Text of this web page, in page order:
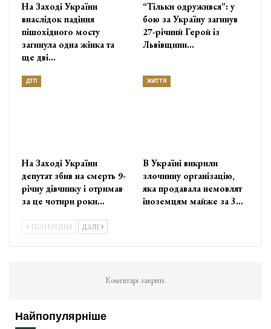
На Заході України
внаслідок падіння
пішохідного мосту
загинула одна жінка та
ще дві…
“Тільки одружився”: у
бою за Україну загинув
27-річний Герой із
Львівщини…
ДТП
На Заході України
депутат збив на смерть 9-
річну дівчинку і отримав
за це чотири роки…
ЖИТТЯ
В Україні викрили
злочинну організацію,
яка продавала немовлят
іноземцям майже за 3…
ПОПЕРЕДНЯ ДАЛІ
Коментарі закриті.
Найпопулярніше